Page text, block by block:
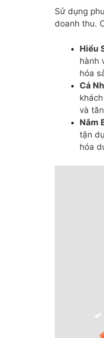
Sử dụng
doanh thu.
Hiểu
hành
hóa
Cá
và
Nắm
tận
hóa